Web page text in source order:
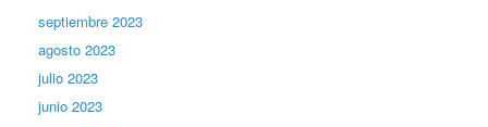
septiembre 2023
agosto 2023
julio 2023
junio 2023